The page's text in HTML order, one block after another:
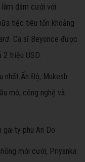
làm đám cưới với
tiệc tiêu tốn khoảng
Ca sĩ Beyonce được
triệu USD.
nhất Ấn Độ, Mukesh
mỏ, công nghệ và
mới cưới, Priyanka